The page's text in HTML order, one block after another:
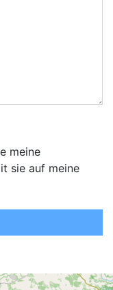
meine
sie auf meine